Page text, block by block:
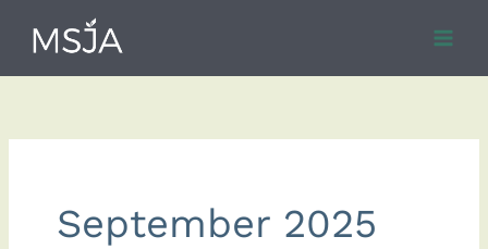
content
September 2025